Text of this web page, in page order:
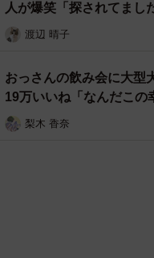
人が爆笑「探されてまし
渡辺 晴子
おっさんの飲み会に大
19万いいね「なんだこの
梨木 香奈